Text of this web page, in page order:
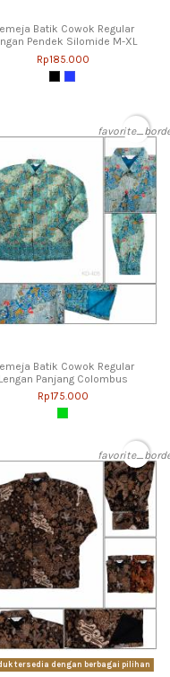
Batik Cowok Regular
Pendek Silomide M-XL
Rp185.000
Batik Cowok Regular
Lengan Panjang Colombus
Rp175.000
tersedia dengan berbagai pilihan